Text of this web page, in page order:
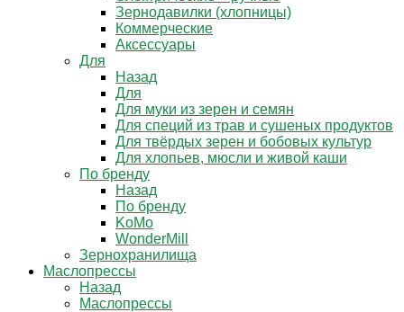
Зернодавилки (хлопницы)
Коммерческие
Аксессуары
Для
Назад
Для
Для муки из зерен и семян
Для специй из трав и сушеных продуктов
Для твёрдых зерен и бобовых культур
Для хлопьев, мюсли и живой каши
По бренду
Назад
По бренду
KoMo
WonderMill
Зернохранилища
Маслопрессы
Назад
Маслопрессы